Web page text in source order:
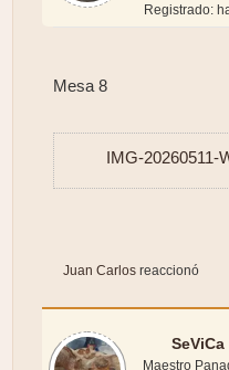
Registrado:
Mesa 8
IMG-20260511-
Juan Carlos reaccionó
SeViCa
Maestro